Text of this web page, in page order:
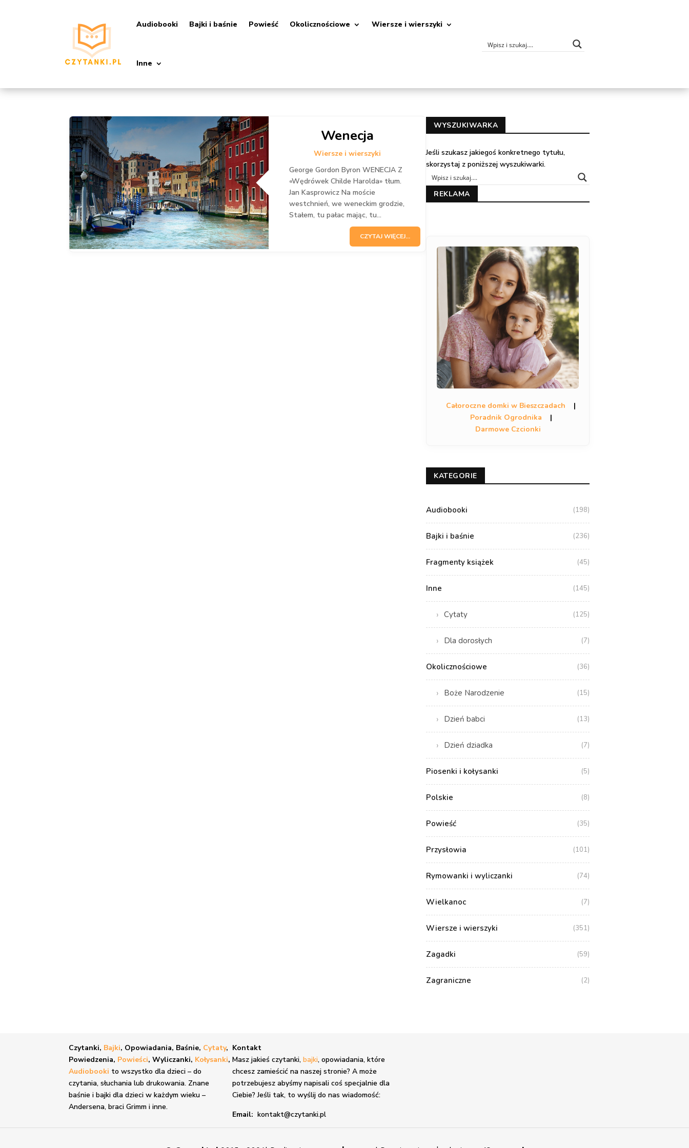
Audiobooki Bajki i baśnie Powieść Okolicznościowe Wiersze i wierszyki
Inne
Wenecja
Wiersze i wierszyki
George Gordon Byron WENECJA Z
«Wędrówek Childe Harolda» tłum.
Jan Kasprowicz Na moście
westchnień, we weneckim grodzie,
Stałem, tu pałac mając, tu...
CZYTAJ WIĘCEJ...
WYSZUKIWARKA
Jeśli szukasz jakiegoś konkretnego tytułu,
skorzystaj z poniższej wyszukiwarki.
REKLAMA
Całoroczne domki w Bieszczadach
|
Poradnik Ogrodnika
|
Darmowe Czcionki
KATEGORIE
Audiobooki (198)
Bajki i baśnie (236)
Fragmenty książek (45)
Inne (145)
Cytaty (125)
Dla dorosłych (7)
Okolicznościowe (36)
Boże Narodzenie (15)
Dzień babci (13)
Dzień dziadka (7)
Piosenki i kołysanki (5)
Polskie (8)
Powieść (35)
Przysłowia (101)
Rymowanki i wyliczanki (74)
Wielkanoc (7)
Wiersze i wierszyki (351)
Zagadki (59)
Zagraniczne (2)
Czytanki, Bajki, Opowiadania, Baśnie, Cytaty,
Powiedzenia, Powieści, Wyliczanki, Kołysanki,
Audiobooki to wszystko dla dzieci – do
czytania, słuchania lub drukowania. Znane
baśnie i bajki dla dzieci w każdym wieku –
Andersena, braci Grimm i inne.
Kontakt
Masz jakieś czytanki,bajki, opowiadania, które
chcesz zamieścić na naszej stronie? A może
potrzebujesz abyśmy napisali coś specjalnie dla
Ciebie? Jeśli tak, to wyślij do nas wiadomość:
Email: kontakt@czytanki.pl